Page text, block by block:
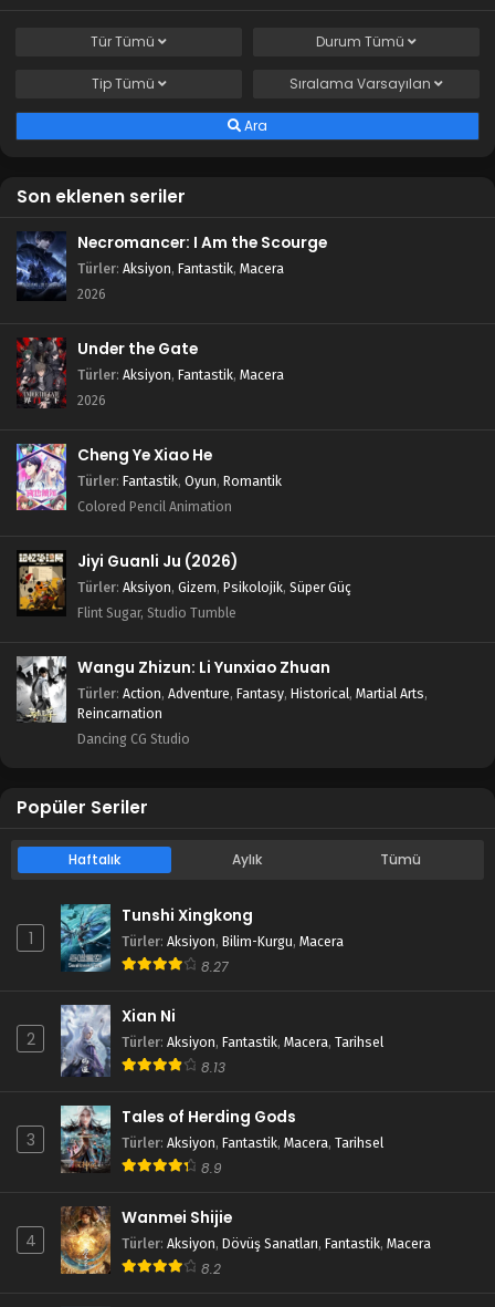
TürTümü Durum Tümü
TipTümü Sıralama Varsayılan
Ara
Son eklenen seriler
Necromancer: I Am the Scourge
Türler: Aksiyon, Fantastik, Macera
2026
Under the Gate
Türler: Aksiyon, Fantastik, Macera
2026
Cheng Ye Xiao He
Türler: Fantastik, Oyun, Romantik
Colored Pencil Animation
Jiyi Guanli Ju (2026)
Türler: Aksiyon, Gizem, Psikolojik, Süper Güç
Flint Sugar, Studio Tumble
Wangu Zhizun: Li Yunxiao Zhuan
Türler: Action, Adventure, Fantasy, Historical, Martial Arts,
Reincarnation
Dancing CG Studio
Popüler Seriler
Haftalık Aylık Tümü
1
Tunshi Xingkong
Türler: Aksiyon, Bilim-Kurgu, Macera
8.27
2
Xian Ni
Türler: Aksiyon, Fantastik, Macera, Tarihsel
8.13
3
Tales of Herding Gods
Türler: Aksiyon, Fantastik, Macera, Tarihsel
8.9
4
Wanmei Shijie
Türler: Aksiyon, Dövüş Sanatları, Fantastik, Macera
8.2